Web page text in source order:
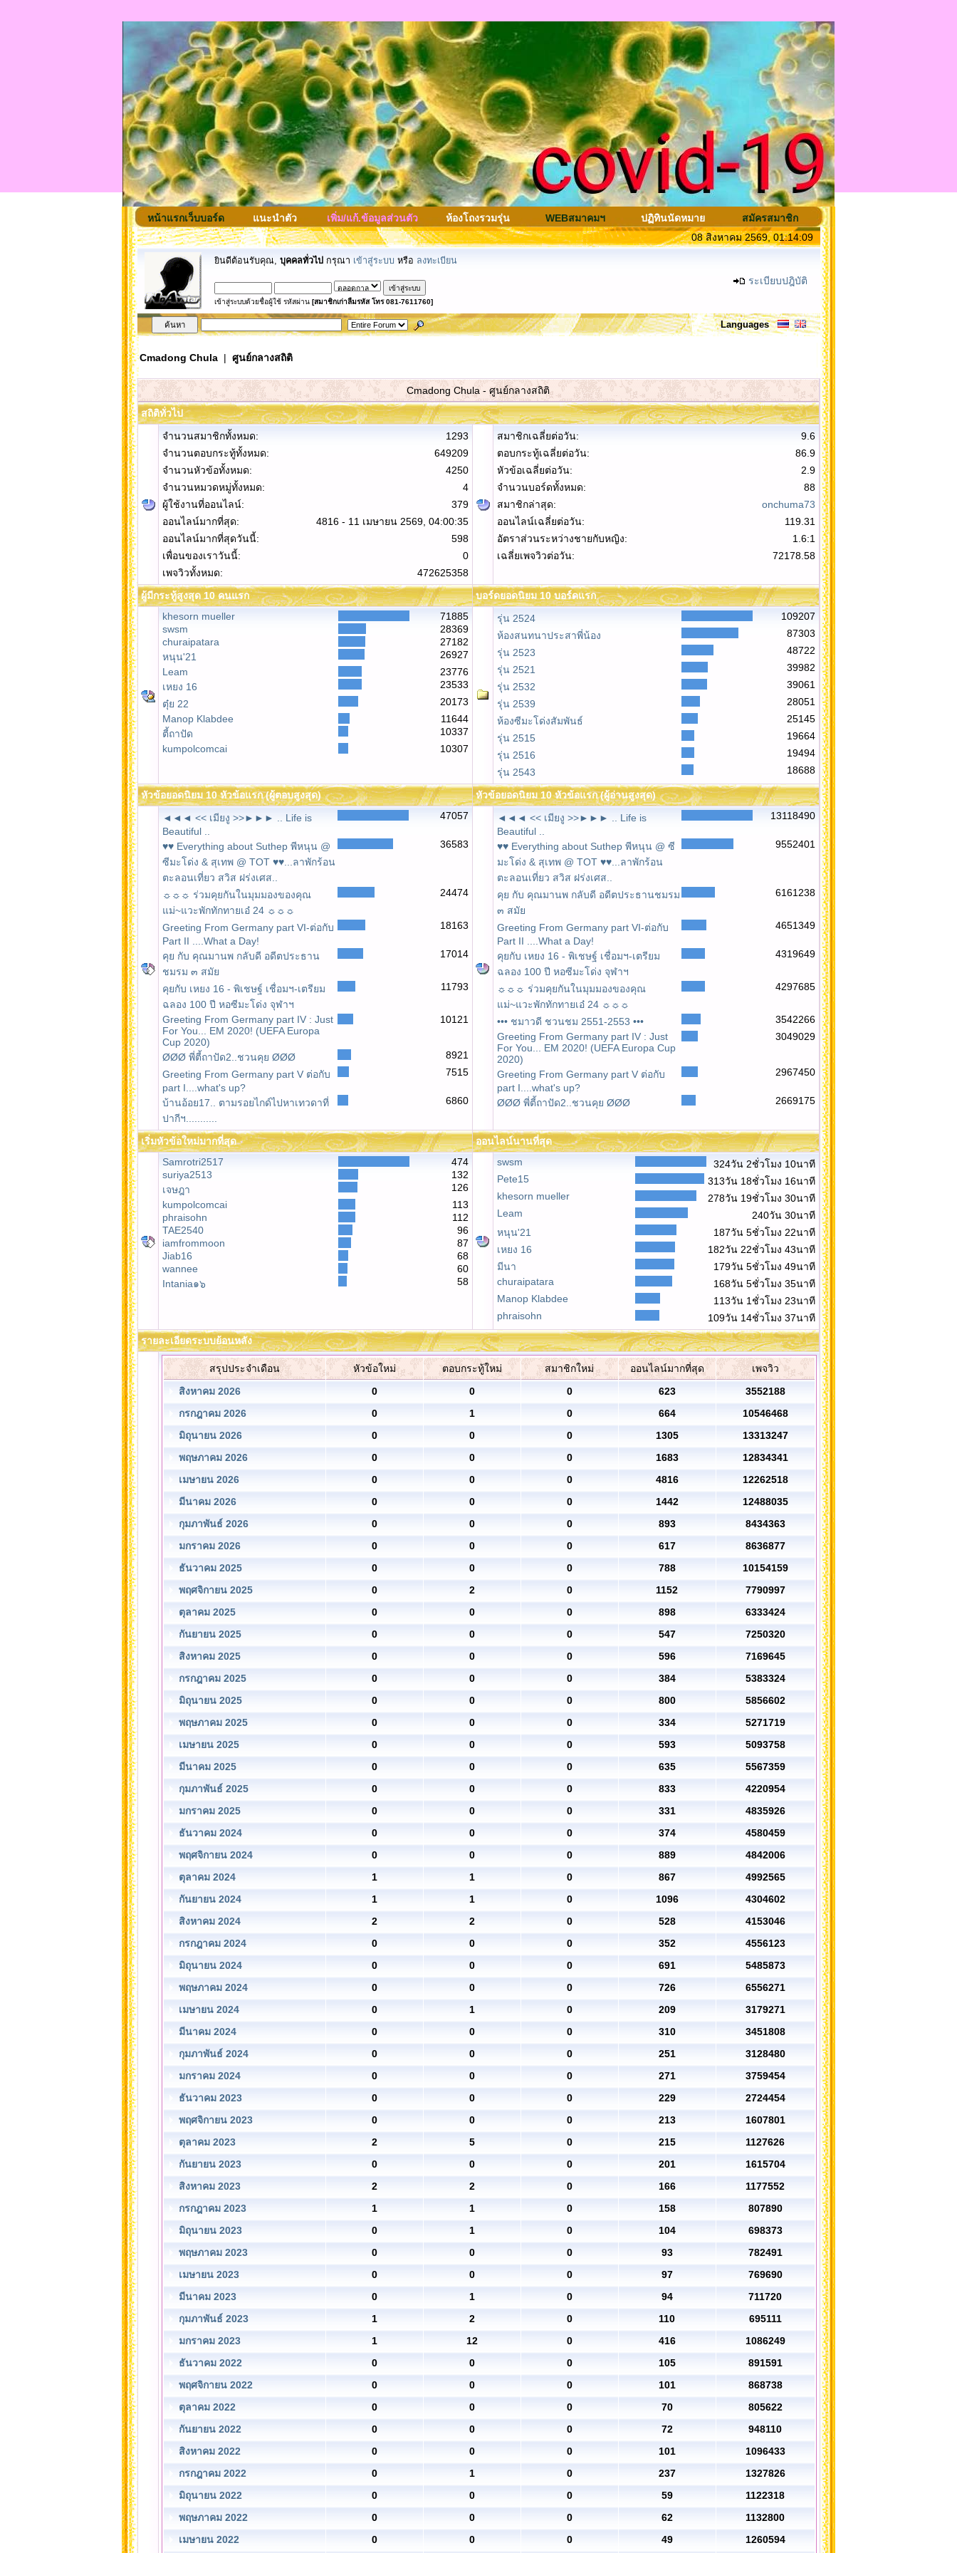
หน้าแรกเว็บบอร์ด แนะนำตัว เพิ่ม/แก้.ข้อมูลส่วนตัว ห้องโถงรวมรุ่น WEBสมาคมฯ ปฏิทินนัดหมาย
สมัครสมาชิก
08 สิงหาคม 2569, 01:14:09
ยินดีต้อนรับคุณ, บุคคลทั่วไป กรุณา เข้าสู่ระบบ หรือ ลงทะเบียน
เข้าสู่ระบบด้วยชื่อผู้ใช้ รหัสผ่าน [สมาชิกเก่าลืมรหัส โทร 081-7611760]
ระเบียบปฎิบัติ
Languages
Cmadong Chula| ศูนย์กลางสถิติ
Cmadong Chula - ศูนย์กลางสถิติ
สถิติทั่วไป
จำนวนสมาชิกทั้งหมด:
1293
จำนวนตอบกระทู้ทั้งหมด:
649209
จำนวนหัวข้อทั้งหมด:
4250
จำนวนหมวดหมู่ทั้งหมด:
4
ผู้ใช้งานที่ออนไลน์:
379
ออนไลน์มากที่สุด:
4816 - 11 เมษายน 2569, 04:00:35
ออนไลน์มากที่สุดวันนี้:
598
เพื่อนของเราวันนี้:
0
เพจวิวทั้งหมด:
472625358
สมาชิกเฉลี่ยต่อวัน:
9.6
ตอบกระทู้เฉลี่ยต่อวัน:
86.9
หัวข้อเฉลี่ยต่อวัน:
2.9
จำนวนบอร์ดทั้งหมด:
88
สมาชิกล่าสุด:
onchuma73
ออนไลน์เฉลี่ยต่อวัน:
119.31
อัตราส่วนระหว่างชายกับหญิง:
1.6:1
เฉลี่ยเพจวิวต่อวัน:
72178.58
ผู้มีกระทู้สูงสุด 10 คนแรก
บอร์ดยอดนิยม 10 บอร์ดแรก
khesorn mueller
71885
swsm
28369
churaipatara
27182
หนุน'21
26927
Leam
23776
เหยง 16
23533
ตุ๋ย 22
20173
Manop Klabdee
11644
ตี้ถาปัด
10337
kumpolcomcai
10307
รุ่น 2524
109207
ห้องสนทนาประสาพี่น้อง
87303
รุ่น 2523
48722
รุ่น 2521
39982
รุ่น 2532
39061
รุ่น 2539
28051
ห้องซีมะโด่งสัมพันธ์
25145
รุ่น 2515
19664
รุ่น 2516
19494
รุ่น 2543
18688
หัวข้อยอดนิยม 10 หัวข้อแรก (ผู้ตอบสูงสุด)
หัวข้อยอดนิยม 10 หัวข้อแรก (ผู้อ่านสูงสุด)
◄◄◄ << เมียงู >>►►► .. Life is
Beautiful ..
47057
♥♥ Everything about Suthep พีหนุน @
ซีมะโด่ง & สุเทพ @ TOT ♥♥...ลาพักร้อน
ตะลอนเที่ยว สวิส ฝร่งเศส..
36583
☼☼☼ ร่วมคุยกันในมุมมองของคุณ
แม่~แวะพักทักทายเอ๋ 24 ☼☼☼
24474
Greeting From Germany part VI-ต่อกับ
Part II ....What a Day!
18163
คุย กับ คุณมานพ กลับดี อดีตประธาน
ชมรม ๓ สมัย
17014
คุยกับ เหยง 16 - พิเชษฐ์ เชื่อมฯ-เตรียม
ฉลอง 100 ปี หอซีมะโด่ง จุฬาฯ
11793
Greeting From Germany part IV : Just
For You... EM 2020! (UEFA Europa
Cup 2020)
10121
ØØØ พี่ตี้ถาปัด2..ชวนคุย ØØØ
8921
Greeting From Germany part V ต่อกับ
part I....what's up?
7515
บ้านอ้อย17.. ตามรอยไกด์ไปหาเทวดาที่
ปากีฯ...........
6860
◄◄◄ << เมียงู >>►►► .. Life is
Beautiful ..
13118490
♥♥ Everything about Suthep พีหนุน @ ซี
มะโด่ง & สุเทพ @ TOT ♥♥...ลาพักร้อน
ตะลอนเที่ยว สวิส ฝร่งเศส..
9552401
คุย กับ คุณมานพ กลับดี อดีตประธานชมรม
๓ สมัย
6161238
Greeting From Germany part VI-ต่อกับ
Part II ....What a Day!
4651349
คุยกับ เหยง 16 - พิเชษฐ์ เชื่อมฯ-เตรียม
ฉลอง 100 ปี หอซีมะโด่ง จุฬาฯ
4319649
☼☼☼ ร่วมคุยกันในมุมมองของคุณ
แม่~แวะพักทักทายเอ๋ 24 ☼☼☼
4297685
••• ชมาวดี ชวนชม 2551-2553 •••
3542266
Greeting From Germany part IV : Just
For You... EM 2020! (UEFA Europa Cup
2020)
3049029
Greeting From Germany part V ต่อกับ
part I....what's up?
2967450
ØØØ พี่ตี้ถาปัด2..ชวนคุย ØØØ 2669175
เริ่มหัวข้อใหม่มากที่สุด
ออนไลน์นานที่สุด
Samrotri2517
474
suriya2513
132
เจษฎา
126
kumpolcomcai
113
phraisohn
112
TAE2540
96
iamfrommoon
87
Jiab16
68
wannee
60
Intania๑๖
58
swsm
324วัน 2ชั่วโมง 10นาที
Pete15
313วัน 18ชั่วโมง 16นาที
khesorn mueller
278วัน 19ชั่วโมง 30นาที
Leam
240วัน 30นาที
หนุน'21
187วัน 5ชั่วโมง 22นาที
เหยง 16
182วัน 22ชั่วโมง 43นาที
มีนา
179วัน 5ชั่วโมง 49นาที
churaipatara
168วัน 5ชั่วโมง 35นาที
Manop Klabdee
113วัน 1ชั่วโมง 23นาที
phraisohn
109วัน 14ชั่วโมง 37นาที
รายละเอียดระบบย้อนหลัง
สรุปประจำเดือน หัวข้อใหม่ ตอบกระทู้ใหม่ สมาชิกใหม่ ออนไลน์มากที่สุด
เพจวิว
สิงหาคม 2026
0 0 0 623
3552188
กรกฎาคม 2026
0 1 0 664
10546468
มิถุนายน 2026
0 0 0 1305
13313247
พฤษภาคม 2026
0 0 0 1683
12834341
เมษายน 2026
0 0 0 4816
12262518
มีนาคม 2026
0 0 0 1442
12488035
กุมภาพันธ์ 2026
0 0 0 893
8434363
มกราคม 2026
0 0 0 617
8636877
ธันวาคม 2025
0 0 0 788
10154159
พฤศจิกายน 2025
0 2 0 1152
7790997
ตุลาคม 2025
0 0 0 898
6333424
กันยายน 2025
0 0 0 547
7250320
สิงหาคม 2025
0 0 0 596
7169645
กรกฎาคม 2025
0 0 0 384
5383324
มิถุนายน 2025
0 0 0 800
5856602
พฤษภาคม 2025
0 0 0 334
5271719
เมษายน 2025
0 0 0 593
5093758
มีนาคม 2025
0 0 0 635
5567359
กุมภาพันธ์ 2025
0 0 0 833
4220954
มกราคม 2025
0 0 0 331
4835926
ธันวาคม 2024
0 0 0 374
4580459
พฤศจิกายน 2024
0 0 0 889
4842006
ตุลาคม 2024
1 1 0 867
4992565
กันยายน 2024
1 1 0 1096
4304602
สิงหาคม 2024
2 2 0 528
4153046
กรกฎาคม 2024
0 0 0 352
4556123
มิถุนายน 2024
0 0 0 691
5485873
พฤษภาคม 2024
0 0 0 726
6556271
เมษายน 2024
0 1 0 209
3179271
มีนาคม 2024
0 0 0 310
3451808
กุมภาพันธ์ 2024
0 0 0 251
3128480
มกราคม 2024
0 0 0 271
3759454
ธันวาคม 2023
0 0 0 229
2724454
พฤศจิกายน 2023
0 0 0 213
1607801
ตุลาคม 2023
2 5 0 215
1127626
กันยายน 2023
0 0 0 201
1615704
สิงหาคม 2023
2 2 0 166
1177552
กรกฎาคม 2023
1 1 0 158
807890
มิถุนายน 2023
0 1 0 104
698373
พฤษภาคม 2023
0 0 0 93
782491
เมษายน 2023
0 0 0 97
769690
มีนาคม 2023
0 1 0 94
711720
กุมภาพันธ์ 2023
1 2 0 110
695111
มกราคม 2023
1 12 0 416
1086249
ธันวาคม 2022
0 0 0 105
891591
พฤศจิกายน 2022
0 0 0 101
868738
ตุลาคม 2022
0 0 0 70
805622
กันยายน 2022
0 0 0 72
948110
สิงหาคม 2022
0 0 0 101
1096433
กรกฎาคม 2022
0 1 0 237
1327826
มิถุนายน 2022
0 0 0 59
1122318
พฤษภาคม 2022
0 0 0 62
1132800
เมษายน 2022
0 0 0 49 1260594